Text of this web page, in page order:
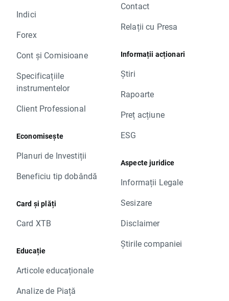
Indici
Forex
Cont și Comisioane
Specificațiile
instrumentelor
Client Professional
Economisește
Planuri de Investiții
Beneficiu tip dobândă
Card și plăți
Card XTB
Educație
Articole educaționale
Analize de Piață
Contact
Relații cu Presa
Informații acționari
Știri
Rapoarte
Preț acțiune
ESG
Aspecte juridice
Informații Legale
Sesizare
Disclaimer
Știrile companiei